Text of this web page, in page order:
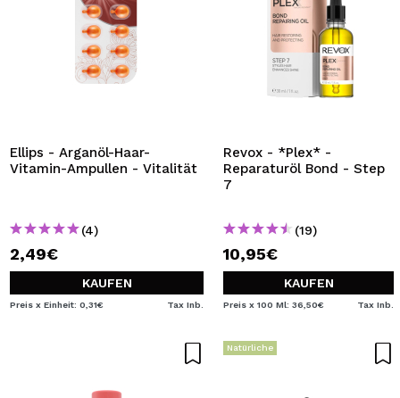
Ellips - Arganöl-Haar-
Vitamin-Ampullen - Vitalität
(4)
2,49€
KAUFEN
Preis x Einheit: 0,31€ Tax Inb.
Revox - *Plex* -
Reparaturöl Bond - Step
7
(19)
10,95€
KAUFEN
Preis x 100 Ml: 36,50€ Tax Inb.
Natürliche